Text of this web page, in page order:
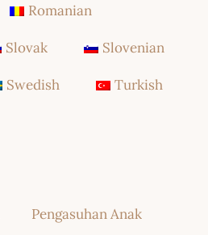
Romanian
Slovak Slovenian
Swedish Turkish
Pengasuhan Anak